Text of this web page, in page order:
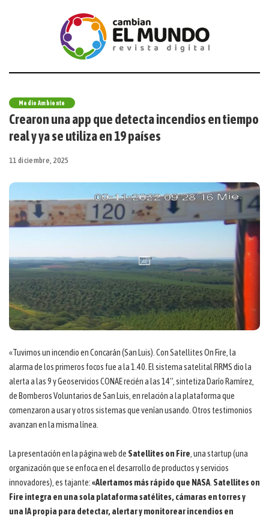
Medio Ambiente
Crearon una app que detecta incendios en tiempo
real y ya se utiliza en 19 países
11 diciembre, 2025
«Tuvimos un incendio en Concarán (San Luis). Con Satellites On Fire, la
alarma de los primeros focos fue a la 1.40. El sistema satelital FIRMS dio la
alerta a las 9 y Geoservicios CONAE recién a las 14”, sintetiza Darío Ramírez,
de Bomberos Voluntarios de San Luis, en relación a la plataforma que
comenzaron a usar y otros sistemas que venían usando. Otros testimonios
avanzan en la misma línea.
La presentación en la página web de Satellites on Fire , una startup (una
organización que se enfoca en el desarrollo de productos y servicios
innovadores), es tajante:«Alertamos más rápido que NASA Satellites on
Fire integra en una sola plataforma satélites, cámaras en torres y
una IA propia para detectar, alertar y monitorear incendios en